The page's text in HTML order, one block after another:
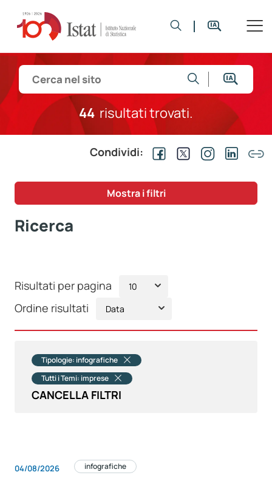
44 risultati trovati.
Condividi:
Mostra i filtri
Ricerca
Risultati per pagina
Ordine risultati
Tipologie: infografiche
Tutti i Temi: imprese
CANCELLA FILTRI
04/08/2026 infografiche